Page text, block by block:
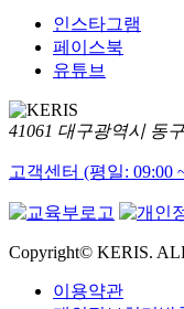
인스타그램
페이스북
유튜브
41061 대구광역시 동
고객센터 (평일: 09:00
Copyright© KERIS.
이용약관